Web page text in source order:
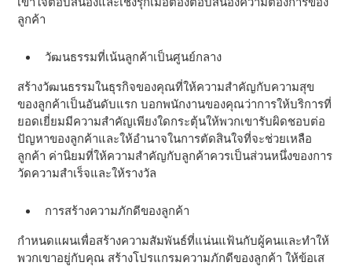
ลูกค้า
วัฒนธรรมที่เน้นลูกค้าเป็นศูนย์กลาง
สร้างวัฒนธรรมในธุรกิจของคุณที่ให้ความสําคัญกับความสุข
ของลูกค้าเป็นอันดับแรก บอกพนักงานของคุณว่าการให้บริการที่
ยอดเยี่ยมมีความสําคัญเพียงใดกระตุ้นให้พวกเขารับผิดชอบต่อ
ปัญหาของลูกค้าและให้อํานาจในการตัดสินใจที่จะช่วยเหลือ
ลูกค้า ค่านิยมที่ให้ความสําคัญกับลูกค้าควรเป็นส่วนหนึ่งของการ
วัดความสําเร็จและให้รางวัล
การสร้างความภักดีของลูกค้า
กําหนดแผนเพื่อสร้างความสัมพันธ์ที่แน่นแฟ้นกับผู้คนและทําให้
พวกเขาอยู่กับคุณ สร้างโปรแกรมความภักดีของลูกค้า ให้ข้อเส